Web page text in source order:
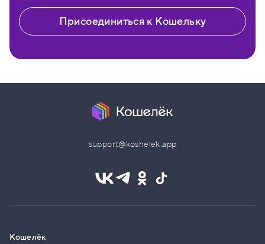
Присоединиться к Кошельку
support@koshelek.app
Кошелёк